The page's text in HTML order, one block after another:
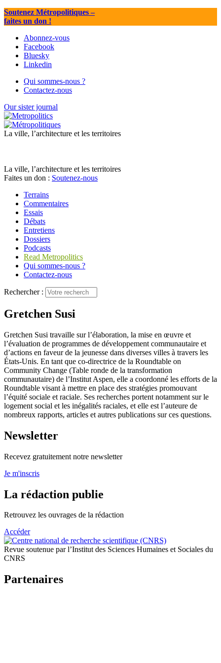
Soutenez Métropolitiques–
faites un don !
Abonnez-vous
Facebook
Bluesky
Linkedin
Qui sommes-nous ?
Contactez-nous
Our sister journal
La ville, l’architecture et les territoires
La ville, l’architecture et les territoires
Faites un don : Soutenez-nous
Terrains
Commentaires
Essais
Débats
Entretiens
Dossiers
Podcasts
Read Metropolitics
Qui sommes-nous ?
Contactez-nous
Rechercher :
Gretchen Susi
Gretchen Susi travaille sur l’élaboration, la mise en œuvre et
l’évaluation de programmes de développement communautaire et
d’actions en faveur de la jeunesse dans diverses villes à travers les
États-Unis. En tant que co‑directrice de la Roundtable on
Community Change (Table ronde de la transformation
communautaire) de l’Institut Aspen, elle a coordonné les efforts de la
Roundtable visant à mettre en place des stratégies promouvant
l’équité sociale et raciale. Ses recherches portent notamment sur le
logement social et les inégalités raciales, et elle est l’auteure de
nombreux rapports, articles et autres publications sur ces questions.
Newsletter
Recevez gratuitement notre newsletter
Je m'inscris
La rédaction publie
Retrouvez les ouvrages de la rédaction
Accéder
Revue soutenue par l’Institut des Sciences Humaines et Sociales du
CNRS
Partenaires